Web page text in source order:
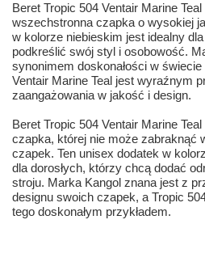
Beret Tropic 504 Ventair Marine
wszechstronna czapka o wysokiej
w kolorze niebieskim jest idealny
podkreślić swój styl i osobowość.
synonimem doskonałości w
Ventair Marine Teal jest wyraźnym
zaangażowania w jakość i design.
Beret Tropic 504 Ventair Marine
czapka, której nie może zabraknąć
czapek. Ten unisex dodatek w
dla dorosłych, którzy chcą dodać
stroju. Marka Kangol znana jest z
designu swoich czapek, a Tropic
tego doskonałym przykładem.